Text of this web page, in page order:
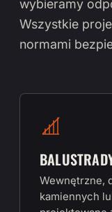
wybieramy
Wszystkie
normami
Wewnętrzne,
kamiennych